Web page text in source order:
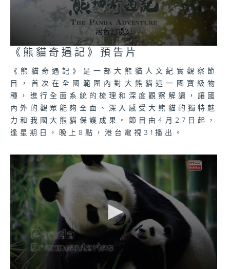
0
seconds
of
0
seconds
《熊貓奇遇記》預告片
《熊貓奇遇記》是一部大熊貓人文紀實觀察節
目，首次在全國範圍內對大熊貓這一國寶級物
種，進行全面系統的梳理和深度觀察解讀，讓國
內外的觀眾能夠全面、深入感受大熊貓的獨特魅
力和我國大熊貓保護成果。節目由4月27日起，
逢星期日，晚上8點，港台電視31播出。